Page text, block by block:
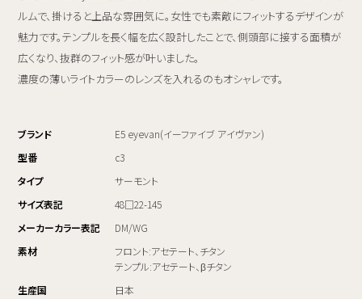
ルムで、掛けると上品な雰囲気に。女性でも素敵にフィットするデザインが
魅力です。テンプルを長く幅を広く設計したことで、側頭部に接する面積が
広くなり、抜群のフィット感が叶いました。
濃度の薄いライトカラーのレンズを入れるのもオシャレです。
ブランド
E5 eyevan(イーファイブ アイヴァン)
型番
c3
タイプ
サーモント
サイズ表記
48□22-145
メーカーカラー表記
DM/WG
素材
フロント:アセテート、チタン
テンプル:アセテート、βチタン
生産国
日本